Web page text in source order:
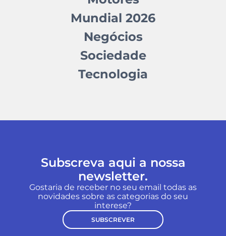
Mundial 2026
Negócios
Sociedade
Tecnologia
Subscreva aqui a nossa
newsletter.
Gostaria de receber no seu email todas as
novidades sobre as categorias do seu
interese?
SUBSCREVER